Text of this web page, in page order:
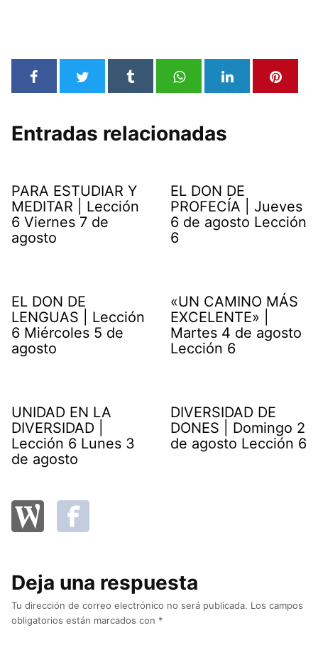
Entradas relacionadas
PARA ESTUDIAR Y
MEDITAR | Lección
6 Viernes 7 de
agosto
EL DON DE
PROFECÍA | Jueves
6 de agosto Lección
6
EL DON DE
LENGUAS | Lección
6 Miércoles 5 de
agosto
«UN CAMINO MÁS
EXCELENTE» |
Martes 4 de agosto
Lección 6
UNIDAD EN LA
DIVERSIDAD |
Lección 6 Lunes 3
de agosto
DIVERSIDAD DE
DONES | Domingo 2
de agosto Lección 6
Deja una respuesta
Tu dirección de correo electrónico no será publicada. Los campos
obligatorios están marcados con *